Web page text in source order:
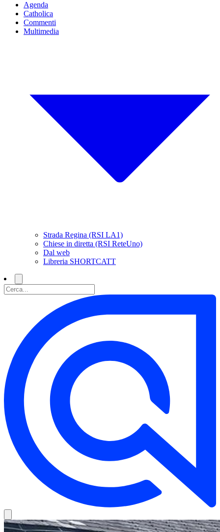
Agenda
Catholica
Commenti
Multimedia
Strada Regina (RSI LA1)
Chiese in diretta (RSI ReteUno)
Dal web
Libreria SHORTCATT